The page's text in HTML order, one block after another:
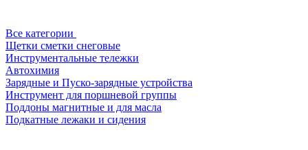
Все категории
Щетки сметки снеговые
Инструментальные тележки
Автохимия
Зарядные и Пуско-зарядные устройства
Инструмент для поршневой группы
Поддоны магнитные и для масла
Подкатные лежаки и сидения